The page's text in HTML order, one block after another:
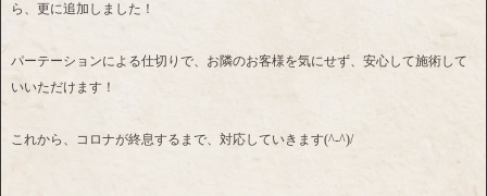
ら、更に追加しました！
パーテーションによる仕切りで、お隣のお客様を気にせず、安心して施術して
いいただけます！
これから、コロナが終息するまで、対応していきます(^-^)/